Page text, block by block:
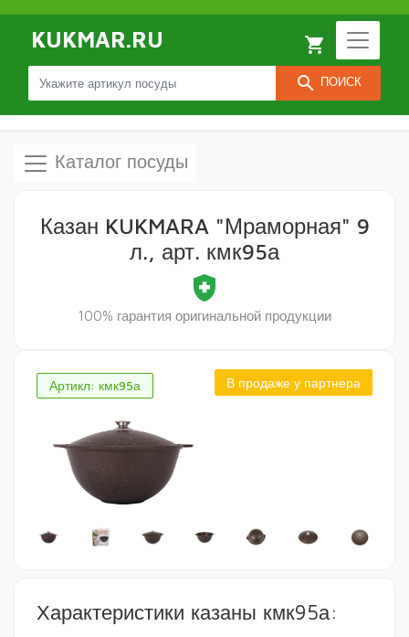
KUKMAR.RU
search ПОИСК
local_grocery_store
Каталог посуды
Артикл: кмк95а В продаже у партнера
Казан KUKMARA "Мраморная" 9
л., арт. кмк95а
health_and_safety
100% гарантия оригинальной продукции
Характеристики казаны кмк95а: